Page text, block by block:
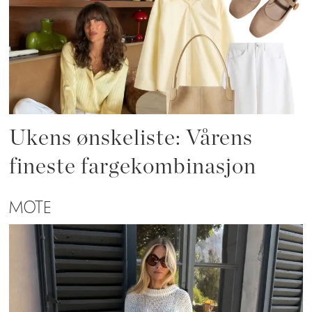
Ukens ønskeliste: Vårens
fineste fargekombinasjon
MOTE